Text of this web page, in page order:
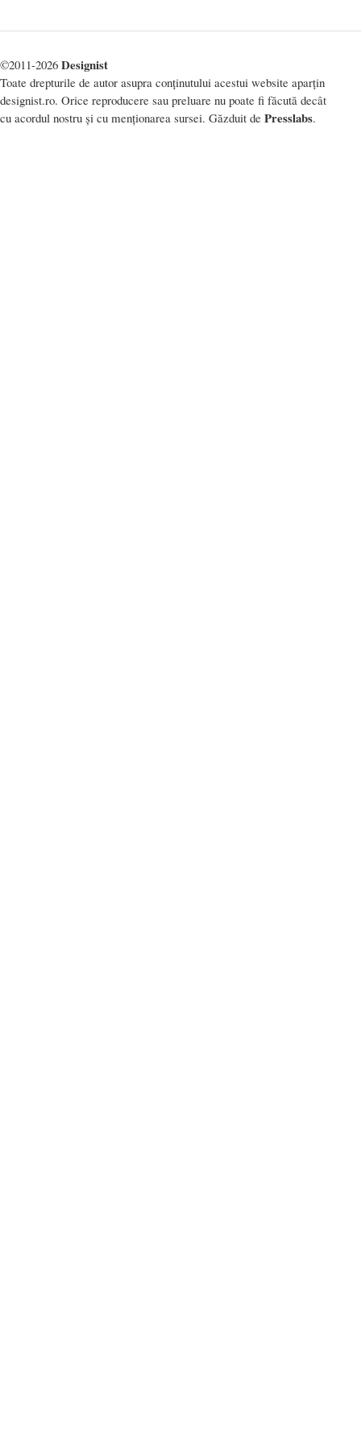
©2011-2026 Designist
Toate drepturile de autor asupra conținutului acestui website aparțin
designist.ro. Orice reproducere sau preluare nu poate fi făcută decât
cu acordul nostru și cu menționarea sursei. Găzduit de Presslabs.